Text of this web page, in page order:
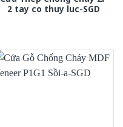
2 tay co thuy luc-SGD